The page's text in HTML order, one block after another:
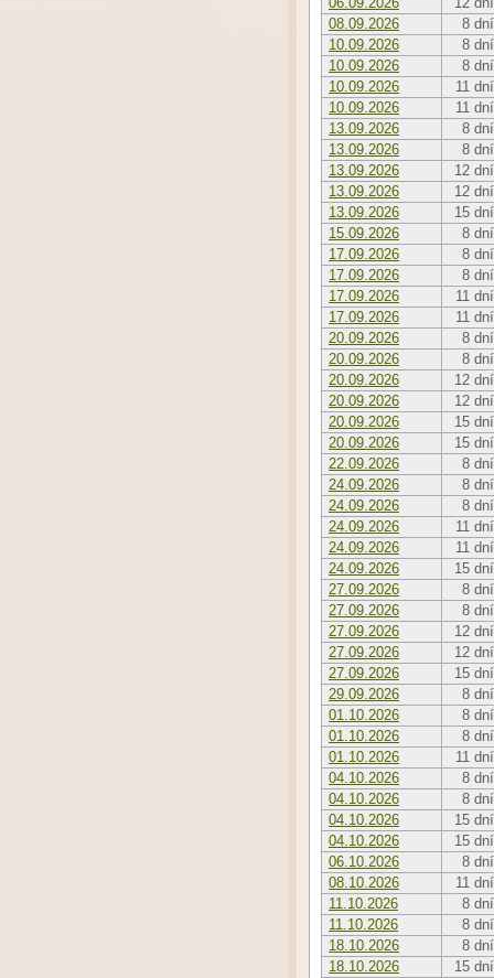
08.09.2026
8 dní
10.09.2026
8 dní
10.09.2026
8 dní
10.09.2026
11 dní
10.09.2026
11 dní
13.09.2026
8 dní
13.09.2026
8 dní
13.09.2026
12 dní
13.09.2026
12 dní
13.09.2026
15 dní
15.09.2026
8 dní
17.09.2026
8 dní
17.09.2026
8 dní
17.09.2026
11 dní
17.09.2026
11 dní
20.09.2026
8 dní
20.09.2026
8 dní
20.09.2026
12 dní
20.09.2026
12 dní
20.09.2026
15 dní
20.09.2026
15 dní
22.09.2026
8 dní
24.09.2026
8 dní
24.09.2026
8 dní
24.09.2026
11 dní
24.09.2026
11 dní
24.09.2026
15 dní
27.09.2026
8 dní
27.09.2026
8 dní
27.09.2026
12 dní
27.09.2026
12 dní
27.09.2026
15 dní
29.09.2026
8 dní
01.10.2026
8 dní
01.10.2026
8 dní
01.10.2026
11 dní
04.10.2026
8 dní
04.10.2026
8 dní
04.10.2026
15 dní
04.10.2026
15 dní
06.10.2026
8 dní
08.10.2026
11 dní
11.10.2026
8 dní
11.10.2026
8 dní
18.10.2026
8 dní
18.10.2026
15 dní